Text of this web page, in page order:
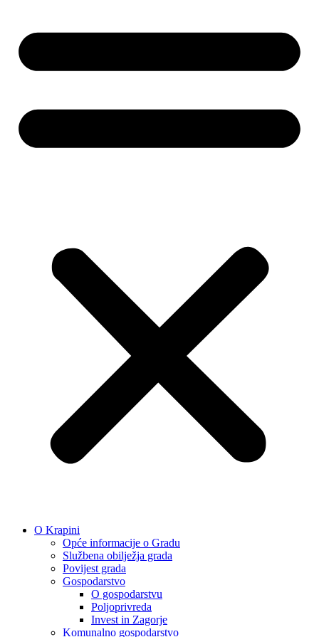
O Krapini
Opće informacije o Gradu
Službena obilježja grada
Povijest grada
Gospodarstvo
O gospodarstvu
Poljoprivreda
Invest in Zagorje
Komunalno gospodarstvo